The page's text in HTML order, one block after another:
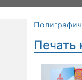
Печать